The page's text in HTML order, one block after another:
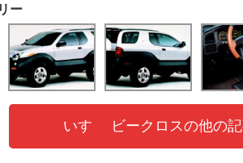
ー
いすゞ ビークロスの他の